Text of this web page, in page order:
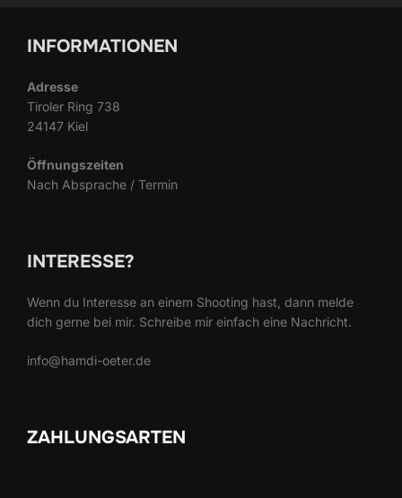
INFORMATIONEN
Adresse
Tiroler Ring 738
24147 Kiel
Öffnungszeiten
Nach Absprache / Termin
INTERESSE?
Wenn du Interesse an einem Shooting hast, dann melde
dich gerne bei mir. Schreibe mir einfach eine Nachricht.
info@hamdi-oeter.de
ZAHLUNGSARTEN